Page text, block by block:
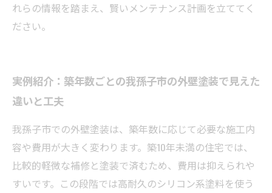
れらの情報を踏まえ、賢いメンテナンス計画を立ててく
ださい。
実例紹介：築年数ごとの我孫子市の外壁塗装で見えた
違いと工夫
我孫子市での外壁塗装は、築年数に応じて必要な施工内
容や費用が大きく変わります。築10年未満の住宅では、
比較的軽微な補修と塗装で済むため、費用は抑えられや
すいです。この段階では高耐久のシリコン系塗料を使う